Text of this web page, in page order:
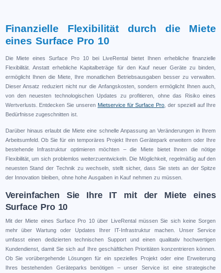
Finanzielle Flexibilität durch die Miete
eines Surface Pro 10
Die Miete eines Surface Pro 10 bei LiveRental bietet Ihnen erhebliche finanzielle
Flexibilität. Anstatt erhebliche Kapitalbeträge für den Kauf neuer Geräte zu binden,
ermöglicht Ihnen die Miete, Ihre monatlichen Betriebsausgaben besser zu verwalten.
Dieser Ansatz reduziert nicht nur die Anfangskosten, sondern ermöglicht Ihnen auch,
von den neuesten technologischen Updates zu profitieren, ohne das Risiko eines
Wertverlusts. Entdecken Sie unseren Mietservice für Surface Pro , der speziell auf Ihre
Bedürfnisse zugeschnitten ist.
Darüber hinaus erlaubt die Miete eine schnelle Anpassung an Veränderungen in Ihrem
Arbeitsumfeld. Ob Sie für ein temporäres Projekt Ihren Gerätepark erweitern oder Ihre
bestehende Infrastruktur optimieren möchten – die Miete bietet Ihnen die nötige
Flexibilität, um sich problemlos weiterzuentwickeln. Die Möglichkeit, regelmäßig auf den
neuesten Stand der Technik zu wechseln, stellt sicher, dass Sie stets an der Spitze
der Innovation bleiben, ohne hohe Ausgaben in Kauf nehmen zu müssen.
Vereinfachen Sie Ihre IT mit der Miete eines
Surface Pro 10
Mit der Miete eines Surface Pro 10 über LiveRental müssen Sie sich keine Sorgen
mehr über Wartung oder Updates Ihrer IT-Infrastruktur machen. Unser Service
umfasst einen dedizierten technischen Support und einen qualitativ hochwertigen
Kundendienst, damit Sie sich auf Ihre geschäftlichen Prioritäten konzentrieren können.
Ob Sie vorübergehende Lösungen für ein spezielles Projekt oder eine Erweiterung
Ihres bestehenden Geräteparks benötigen – unser Service ist eine strategische